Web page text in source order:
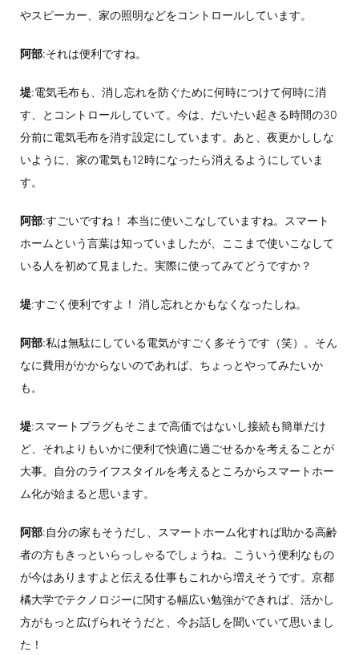
やスピーカー、家の照明などをコントロールしています。
阿部:それは便利ですね。
堤:電気毛布も、消し忘れを防ぐために何時につけて何時に消
す、とコントロールしていて。今は、だいたい起きる時間の30
分前に電気毛布を消す設定にしています。あと、夜更かししな
いように、家の電気も12時になったら消えるようにしていま
す。
阿部:すごいですね！ 本当に使いこなしていますね。スマート
ホームという言葉は知っていましたが、ここまで使いこなして
いる人を初めて見ました。実際に使ってみてどうですか？
堤:すごく便利ですよ！ 消し忘れとかもなくなったしね。
阿部:私は無駄にしている電気がすごく多そうです（笑）。そん
なに費用がかからないのであれば、ちょっとやってみたいか
も。
堤:スマートプラグもそこまで高価ではないし接続も簡単だけ
ど、それよりもいかに便利で快適に過ごせるかを考えることが
大事。自分のライフスタイルを考えるところからスマートホー
ム化が始まると思います。
阿部:自分の家もそうだし、スマートホーム化すれば助かる高齢
者の方もきっといらっしゃるでしょうね。こういう便利なもの
が今はありますよと伝える仕事もこれから増えそうです。京都
橘大学でテクノロジーに関する幅広い勉強ができれば、活かし
方がもっと広げられそうだと、今お話しを聞いていて思いまし
た！